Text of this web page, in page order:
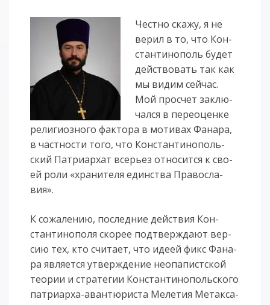
Чест­но ска­жу, я не
ве­рил в то, что Кон­
стан­ти­но­поль бу­дет
дей­ство­вать так как
мы ви­дим сей­час.
Мой про­счет за­клю­
чал­ся в пе­ре­оцен­ке
ре­ли­ги­оз­но­го фак­то­ра в мо­ти­вах Фа­на­ра,
в част­но­сти то­го, что Кон­стан­ти­но­поль­
ский Пат­ри­ар­хат все­рьез от­но­сит­ся к сво­
ей ро­ли «хра­ни­те­ля един­ства Пра­во­сла­
вия».
К со­жа­ле­нию, по­след­ние дей­ствия Кон­
стан­ти­но­по­ля ско­рее под­твер­жда­ют вер­
сию тех, кто счи­та­ет, что иде­ей фикс Фа­на­
ра яв­ля­ет­ся утвер­жде­ние не­опа­пист­ской
тео­рии и стра­те­гии Кон­стан­ти­но­поль­ско­го
пат­ри­ар­ха-аван­тю­ри­ста Ме­ле­тия Ме­так­са­